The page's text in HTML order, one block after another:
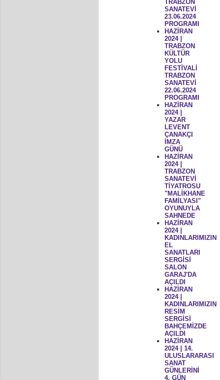
TRABZON
SANATEVİ
23.06.2024
PROGRAMI
HAZİRAN
2024 |
TRABZON
KÜLTÜR
YOLU
FESTİVALİ
TRABZON
SANATEVİ
22.06.2024
PROGRAMI
HAZİRAN
2024 |
YAZAR
LEVENT
ÇANAKÇI
İMZA
GÜNÜ
HAZİRAN
2024 |
TRABZON
SANATEVİ
TİYATROSU
"MALİKHANE
FAMİLYASI"
OYUNUYLA
SAHNEDE
HAZİRAN
2024 |
KADINLARIMIZIN
EL
SANATLARI
SERGİSİ
SALON
GARAJ'DA
AÇILDI
HAZİRAN
2024 |
KADINLARIMIZIN
RESİM
SERGİSİ
BAHÇEMİZDE
AÇILDI
HAZİRAN
2024 | 14.
ULUSLARARASI
SANAT
GÜNLERİNİ
4. GÜN